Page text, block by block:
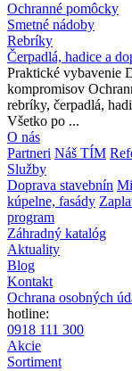
Ochranné pomôcky
Smetné nádoby
Rebríky
Čerpadlá, hadice a
Praktické vybavenie
kompromisov
rebríky, čerpadlá,
Všetko po ...
O nás
Partneri Náš TÍM
Služby
Doprava stavebnín
kúpelne, fasády
program
Záhradný katalóg
Aktuality
Blog
Kontakt
Ochrana osobných
hotline:
0918 111 300
Akcie
Sortiment